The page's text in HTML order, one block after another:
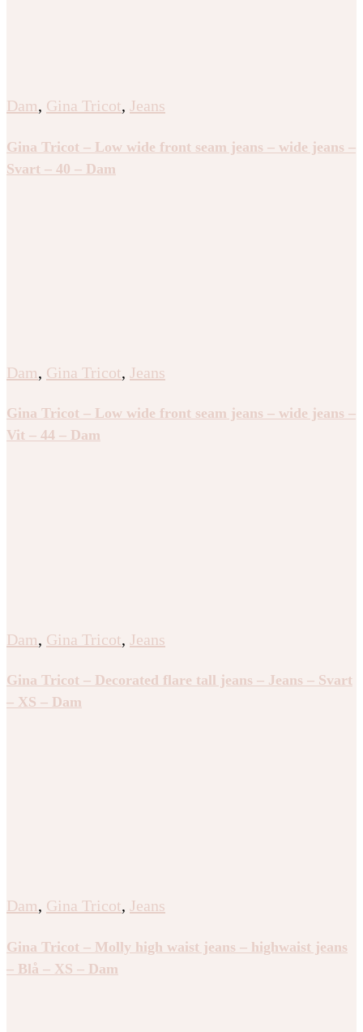
Dam, Gina Tricot, Jeans
Gina Tricot – Low wide front seam jeans – wide jeans –
Svart – 40 – Dam
Dam, Gina Tricot, Jeans
Gina Tricot – Low wide front seam jeans – wide jeans –
Vit – 44 – Dam
Dam, Gina Tricot, Jeans
Gina Tricot – Decorated flare tall jeans – Jeans – Svart
– XS – Dam
Dam, Gina Tricot, Jeans
Gina Tricot – Molly high waist jeans – highwaist jeans
– Blå – XS – Dam